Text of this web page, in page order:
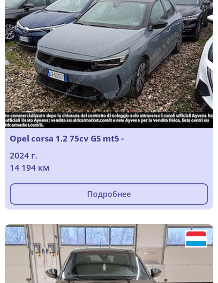
Opel corsa 1.2 75cv GS mt5 -
2024 г.
14 194 км
Подробнее